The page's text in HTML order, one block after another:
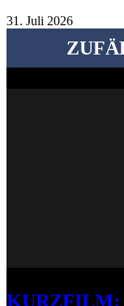
31. Juli 2026
KURZFILM: